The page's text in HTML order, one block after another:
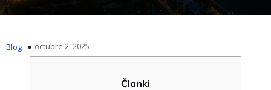
Blog octubre 2, 2025
Članki